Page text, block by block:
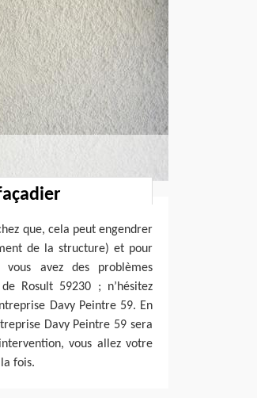
que, cela peut engendrer
de la structure) et pour
avez des problèmes
Rosult 59230 ; n’hésitez
Davy Peintre 59. En
Davy Peintre 59 sera
vous allez votre
fois.